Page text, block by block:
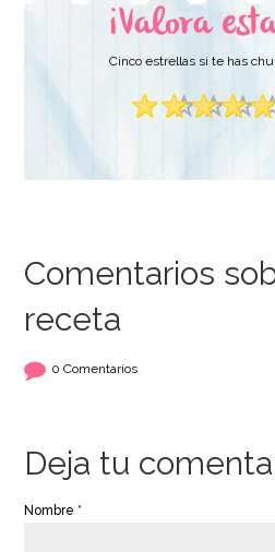
¡Valora
Cinco estrellas si te has
Comentarios
receta
0 Comentarios
Deja tu
Nombre *